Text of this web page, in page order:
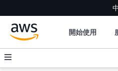
開始使用